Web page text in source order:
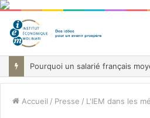
Accueil / Presse / L'IEM dans les